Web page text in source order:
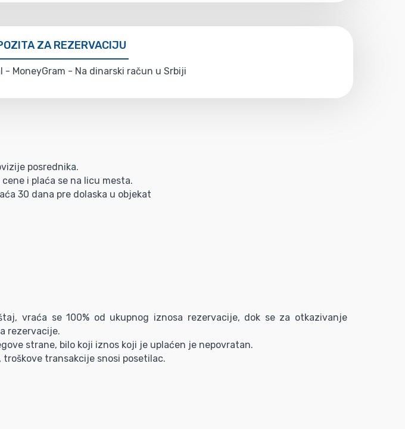
ZA REZERVACIJU
MoneyGram - Na dinarski račun u Srbiji
posrednika.
i plaća se na licu mesta.
30 dana pre dolaska u objekat
vraća se 100% od ukupnog iznosa rezervacije, dok se za otkazivanje
rezervacije.
strane, bilo koji iznos koji je uplaćen je nepovratan.
transakcije snosi posetilac.